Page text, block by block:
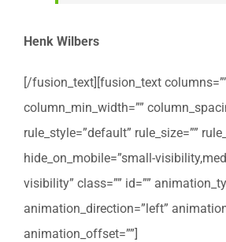
Henk Wilbers
[/fusion_text][fusion_text
column_min_width=””
rule_style=”default” rule_size=””
hide_on_mobile=”small-
visibility” class=”” id=””
animation_direction=”left”
animation_offset=””]